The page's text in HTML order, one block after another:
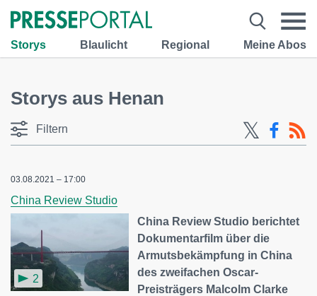
Storys Blaulicht Regional Meine Abos
Storys aus Henan
Filtern
03.08.2021 – 17:00
China Review Studio
2
China Review Studio berichtet
Dokumentarfilm über die
Armutsbekämpfung in China
des zweifachen Oscar-
Preisträgers Malcolm Clarke